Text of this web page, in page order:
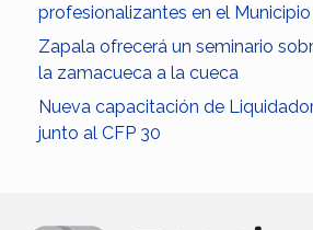
profesionalizantes en el Municipio
Zapala ofrecerá un seminario
la zamacueca a la cueca
Nueva capacitación de
junto al CFP 30